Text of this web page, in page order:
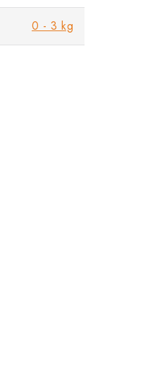
0 - 3 kg